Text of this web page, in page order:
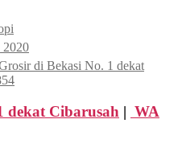
2020
di Bekasi No. 1 dekat
dekat Cibarusah | WA